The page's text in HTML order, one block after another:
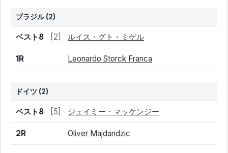
ブラジル(2)
結果 シード 選手名
ベスト8 [2] ルイス・グト・ミゲル
1R Leonardo Storck Franca
ドイツ (2)
結果 シード 選手名
ベスト8 [5] ジェイミー・マッケンジー
2R Oliver Majdandzic